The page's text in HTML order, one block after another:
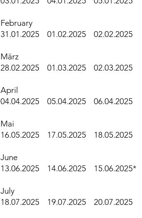
February
31.01.2025 01.02.2025 02.02.2025
März
28.02.2025 01.03.2025 02.03.2025
April
04.04.2025 05.04.2025 06.04.2025
Mai
16.05.2025 17.05.2025 18.05.2025
June
13.06.2025 14.06.2025 15.06.2025*
July
18.07.2025 19.07.2025 20.07.2025